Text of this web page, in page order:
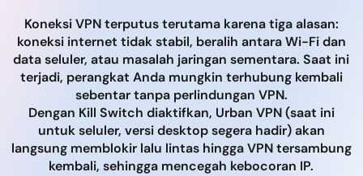
Koneksi VPN terputus terutama karena tiga alasan:
koneksi internet tidak stabil, beralih antara Wi-Fi dan
data seluler, atau masalah jaringan sementara. Saat ini
terjadi, perangkat Anda mungkin terhubung kembali
sebentar tanpa perlindungan VPN.
Dengan Kill Switch diaktifkan, Urban VPN (saat ini
untuk seluler, versi desktop segera hadir) akan
langsung memblokir lalu lintas hingga VPN tersambung
kembali, sehingga mencegah kebocoran IP.